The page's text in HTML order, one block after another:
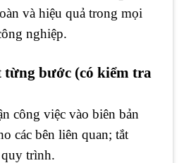
và hiệu quả trong mọi
nghiệp.
bước (có kiểm tra
công việc vào biên bản
các bên liên quan; tắt
trình.